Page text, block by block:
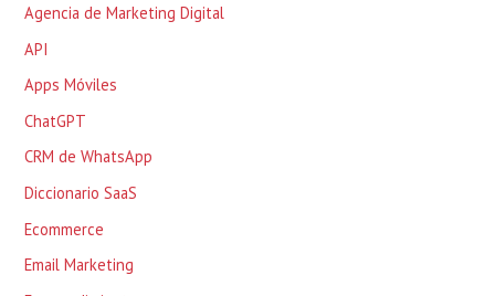
Agencia de Marketing Digital
API
Apps Móviles
ChatGPT
CRM de WhatsApp
Diccionario SaaS
Ecommerce
Email Marketing